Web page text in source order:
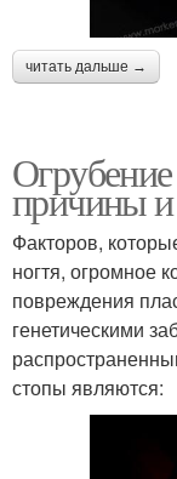
читать дальше →
причины
Факторов,
ногтя, огромное
повреждения
генетическими
стопы являются: